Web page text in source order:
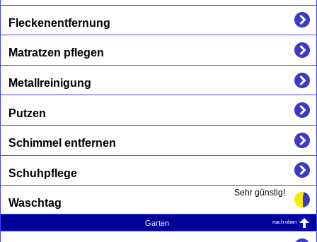
Fleckenentfernung
Matratzen pflegen
Metallreinigung
Putzen
Schimmel entfernen
Schuhpflege
Sehr günstig!
Waschtag
Garten nach oben